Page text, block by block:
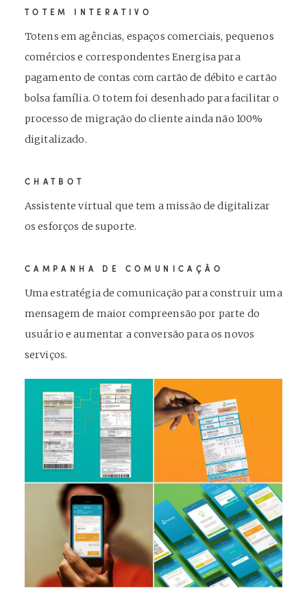
TOTEM INTERATIVO
Totens em agências, espaços comerciais, pequenos
comércios e correspondentes Energisa para
pagamento de contas com cartão de débito e cartão
bolsa família. O totem foi desenhado para facilitar o
processo de migração do cliente ainda não 100%
digitalizado.
CHATBOT
Assistente virtual que tem a missão de digitalizar
os esforços de suporte.
CAMPANHA DE COMUNICAÇÃO
Uma estratégia de comunicação para construir uma
mensagem de maior compreensão por parte do
usuário e aumentar a conversão para os novos
serviços.